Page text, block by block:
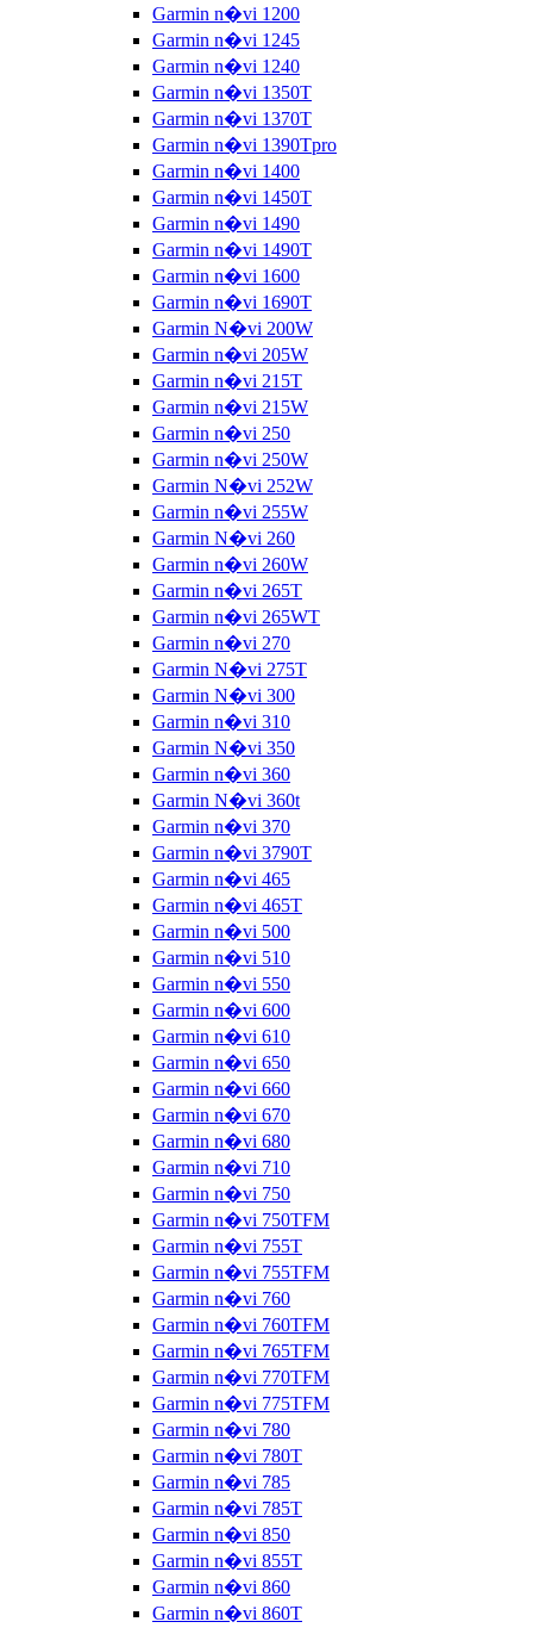
Garmin n�vi 1200
Garmin n�vi 1245
Garmin n�vi 1240
Garmin n�vi 1350T
Garmin n�vi 1370T
Garmin n�vi 1390Tpro
Garmin n�vi 1400
Garmin n�vi 1450T
Garmin n�vi 1490
Garmin n�vi 1490T
Garmin n�vi 1600
Garmin n�vi 1690T
Garmin N�vi 200W
Garmin n�vi 205W
Garmin n�vi 215T
Garmin n�vi 215W
Garmin n�vi 250
Garmin n�vi 250W
Garmin N�vi 252W
Garmin n�vi 255W
Garmin N�vi 260
Garmin n�vi 260W
Garmin n�vi 265T
Garmin n�vi 265WT
Garmin n�vi 270
Garmin N�vi 275T
Garmin N�vi 300
Garmin n�vi 310
Garmin N�vi 350
Garmin n�vi 360
Garmin N�vi 360t
Garmin n�vi 370
Garmin n�vi 3790T
Garmin n�vi 465
Garmin n�vi 465T
Garmin n�vi 500
Garmin n�vi 510
Garmin n�vi 550
Garmin n�vi 600
Garmin n�vi 610
Garmin n�vi 650
Garmin n�vi 660
Garmin n�vi 670
Garmin n�vi 680
Garmin n�vi 710
Garmin n�vi 750
Garmin n�vi 750TFM
Garmin n�vi 755T
Garmin n�vi 755TFM
Garmin n�vi 760
Garmin n�vi 760TFM
Garmin n�vi 765TFM
Garmin n�vi 770TFM
Garmin n�vi 775TFM
Garmin n�vi 780
Garmin n�vi 780T
Garmin n�vi 785
Garmin n�vi 785T
Garmin n�vi 850
Garmin n�vi 855T
Garmin n�vi 860
Garmin n�vi 860T